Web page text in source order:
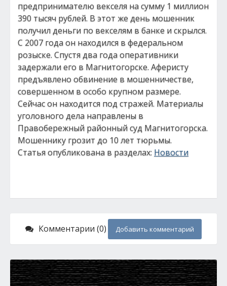
предпринимателю векселя на сумму 1 миллион
390 тысяч рублей. В этот же день мошенник
получил деньги по векселям в банке и скрылся.
С 2007 года он находился в федеральном
розыске. Спустя два года оперативники
задержали его в Магнитогорске. Аферисту
предъявлено обвинение в мошенничестве,
совершенном в особо крупном размере.
Сейчас он находится под стражей. Материалы
уголовного дела направлены в
Правобережный районный суд Магнитогорска.
Мошеннику грозит до 10 лет тюрьмы.
Статья опубликована в разделах: Новости
Комментарии (0) Добавить комментарий